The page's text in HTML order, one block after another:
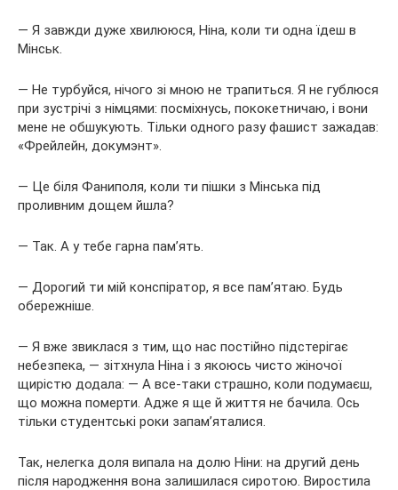
— Я завжди дуже хвилююся, Ніна, коли ти одна їдеш в
Мінськ.
— Не турбуйся, нічого зі мною не трапиться. Я не гублюся
при зустрічі з німцями: посміхнусь, пококетничаю, і вони
мене не обшукують. Тільки одного разу фашист зажадав:
«Фрейлейн, докумэнт».
— Це біля Фаниполя, коли ти пішки з Мінська під
проливним дощем йшла?
— Так. А у тебе гарна пам’ять.
— Дорогий ти мій конспіратор, я все пам’ятаю. Будь
обережніше.
— Я вже звиклася з тим, що нас постійно підстерігає
небезпека, — зітхнула Ніна і з якоюсь чисто жіночої
щирістю додала: — А все-таки страшно, коли подумаєш,
що можна померти. Адже я ще й життя не бачила. Ось
тільки студентські роки запам’яталися.
Так, нелегка доля випала на долю Ніни: на другий день
після народження вона залишилася сиротою. Виростила